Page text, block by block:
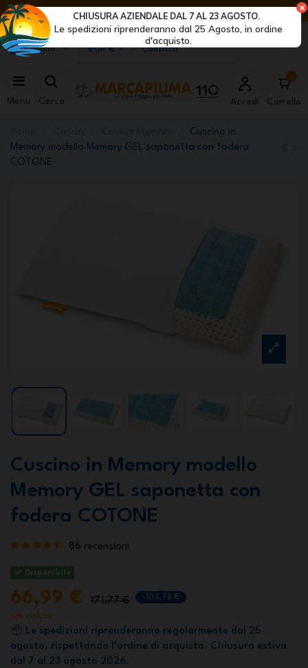
ULTIMI GIORNI DI SCONTI: AFFRETTATI! >
Marcapiuma| Produttori di materassi, cuscini e reti
Italiano
EUR € Contatti
Menu Cerca Accedi
0
Carrello
Cuscino in
Memory modello Memory GEL saponetta con fodera
COTONE
Cuscino in Memory modello
Memory GEL saponetta con
fodera COTONE
86 recensioni
66,99 € 171,77 € -104,78 €
Iva inclusa
📦 Le spedizioni riprenderanno regolarmente dal 25
agosto, rispettando l'ordine di acquisto. Chiusura estiva
dal 7 al 23 agosto 2026.
Le spedizioni riprenderanno dal 25 Agosto, in ordine
d'acquisto.
CHIUSURA AZIENDALE DAL 7 AL 23 AGOSTO.